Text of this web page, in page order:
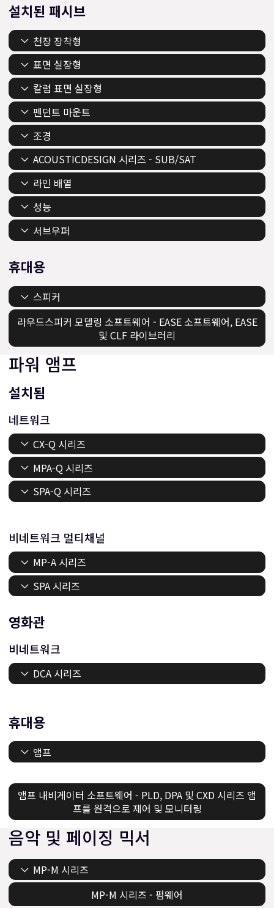
설치된 패시브
천장 장착형
표면 실장형
칼럼 표면 실장형
펜던트 마운트
조경
ACOUSTICDESIGN 시리즈 - SUB/SAT
라인 배열
성능
서브우퍼
휴대용
스피커
라우드스피커 모델링 소프트웨어 - EASE 소프트웨어, EASE
및 CLF 라이브러리
파워 앰프
설치됨
네트워크
CX-Q 시리즈
MPA-Q 시리즈
SPA-Q 시리즈
비네트워크 멀티채널
MP-A 시리즈
SPA 시리즈
영화관
비네트워크
DCA 시리즈
휴대용
앰프
앰프 내비게이터 소프트웨어 - PLD, DPA 및 CXD 시리즈 앰
프를 원격으로 제어 및 모니터링
음악 및 페이징 믹서
MP-M 시리즈
MP-M 시리즈 - 펌웨어